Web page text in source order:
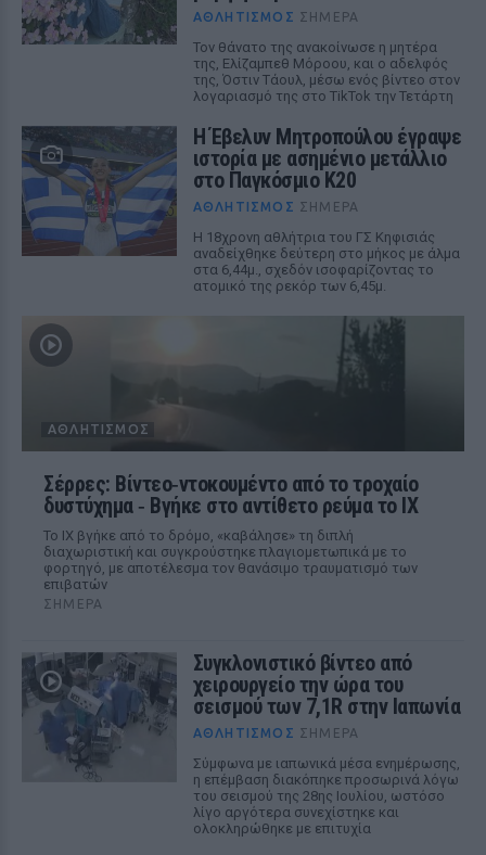
ΑΘΛΗΤΙΣΜΌΣ ΣΉΜΕΡΑ
Τον θάνατο της ανακοίνωσε η μητέρα
της, Ελίζαμπεθ Μόροου, και ο αδελφός
της, Όστιν Τάουλ, μέσω ενός βίντεο στον
λογαριασμό της στο TikTok την Τετάρτη
Η Έβελυν Μητροπούλου έγραψε
ιστορία με ασημένιο μετάλλιο
στο Παγκόσμιο Κ20
ΑΘΛΗΤΙΣΜΌΣ ΣΉΜΕΡΑ
Η 18χρονη αθλήτρια του ΓΣ Κηφισιάς
αναδείχθηκε δεύτερη στο μήκος με άλμα
στα 6,44μ., σχεδόν ισοφαρίζοντας το
ατομικό της ρεκόρ των 6,45μ.
ΑΘΛΗΤΙΣΜΌΣ
Σέρρες: Βίντεο‑ντοκουμέντο από το τροχαίο
δυστύχημα ‑ Βγήκε στο αντίθετο ρεύμα το ΙΧ
Το ΙΧ βγήκε από το δρόμο, «καβάλησε» τη διπλή
διαχωριστική και συγκρούστηκε πλαγιομετωπικά με το
φορτηγό, με αποτέλεσμα τον θανάσιμο τραυματισμό των
επιβατών
ΣΉΜΕΡΑ
Συγκλονιστικό βίντεο από
χειρουργείο την ώρα του
σεισμού των 7,1R στην Ιαπωνία
ΑΘΛΗΤΙΣΜΌΣ ΣΉΜΕΡΑ
Σύμφωνα με ιαπωνικά μέσα ενημέρωσης,
η επέμβαση διακόπηκε προσωρινά λόγω
του σεισμού της 28ης Ιουλίου, ωστόσο
λίγο αργότερα συνεχίστηκε και
ολοκληρώθηκε με επιτυχία